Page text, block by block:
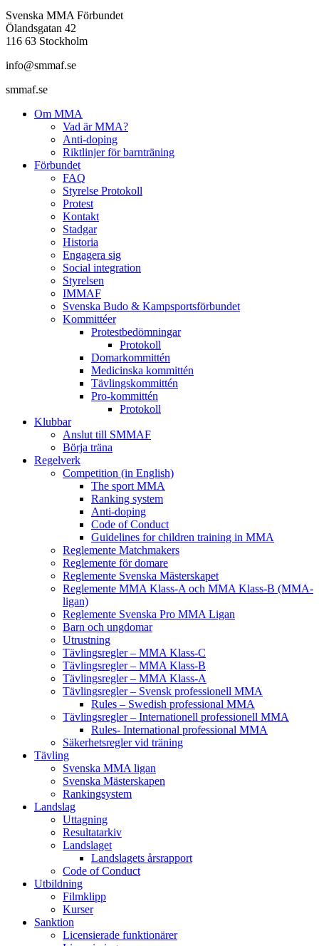
Svenska MMA Förbundet
Ölandsgatan 42
116 63 Stockholm
info@smmaf.se
smmaf.se
Om MMA
Vad är MMA?
Anti-doping
Riktlinjer för barnträning
Förbundet
FAQ
Styrelse Protokoll
Protest
Kontakt
Stadgar
Historia
Engagera sig
Social integration
Styrelsen
IMMAF
Svenska Budo & Kampsportsförbundet
Kommittéer
Protestbedömningar
Protokoll
Domarkommittén
Medicinska kommittén
Tävlingskommittén
Pro-kommittén
Protokoll
Klubbar
Anslut till SMMAF
Börja träna
Regelverk
Competition (in English)
The sport MMA
Ranking system
Anti-doping
Code of Conduct
Guidelines for children training in MMA
Reglemente Matchmakers
Reglemente för domare
Reglemente Svenska Mästerskapet
Reglemente MMA Klass-A och MMA Klass-B (MMA-
ligan)
Reglemente Svenska Pro MMA Ligan
Barn och ungdomar
Utrustning
Tävlingsregler – MMA Klass-C
Tävlingsregler – MMA Klass-B
Tävlingsregler – MMA Klass-A
Tävlingsregler – Svensk professionell MMA
Rules – Swedish professional MMA
Tävlingsregler – Internationell professionell MMA
Rules- International professional MMA
Säkerhetsregler vid träning
Tävling
Svenska MMA ligan
Svenska Mästerskapen
Rankingsystem
Landslag
Uttagning
Resultatarkiv
Landslaget
Landslagets årsrapport
Code of Conduct
Utbildning
Filmklipp
Kurser
Sanktion
Licensierade funktionärer